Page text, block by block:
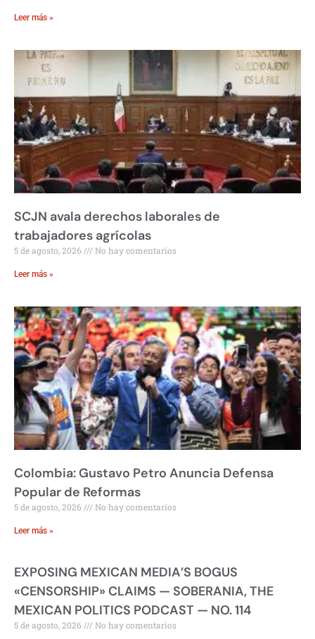
Leer más »
SCJN avala derechos laborales de
trabajadores agrícolas
5 de agosto, 2026 No hay comentarios
Leer más »
Colombia: Gustavo Petro Anuncia Defensa
Popular de Reformas
5 de agosto, 2026 No hay comentarios
Leer más »
EXPOSING MEXICAN MEDIA’S BOGUS
«CENSORSHIP» CLAIMS — SOBERANIA, THE
MEXICAN POLITICS PODCAST — NO. 114
5 de agosto, 2026 No hay comentarios